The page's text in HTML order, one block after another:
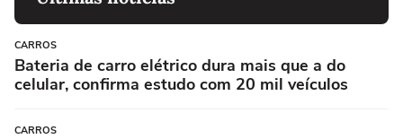
CARROS
Bateria de carro elétrico dura mais que a do
celular, confirma estudo com 20 mil veículos
CARROS